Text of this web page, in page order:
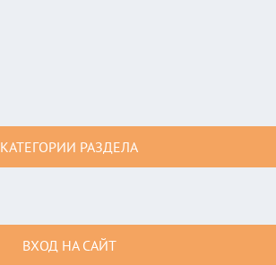
КАТЕГОРИИ РАЗДЕЛА
ВХОД НА САЙТ